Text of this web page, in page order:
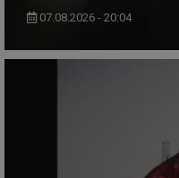
07.08.2026 - 20:04